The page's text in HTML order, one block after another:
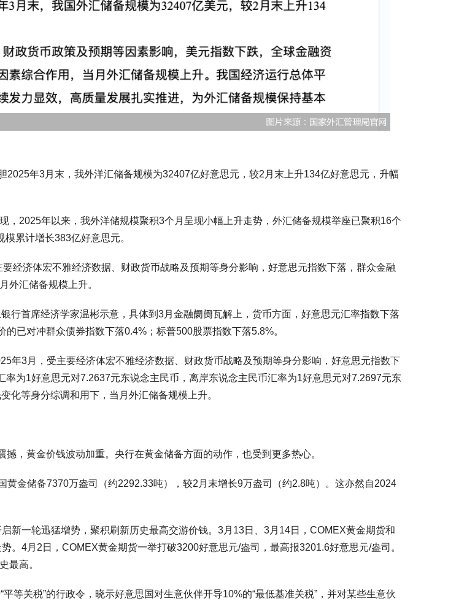
年3月末，我外洋汇储备规模为32407亿好意思元，较2月末上升134亿好意思元，升幅
2025年以来，我外洋储规模聚积3个月呈现小幅上升走势，外汇储备规模举座已聚积16个
累计增长383亿好意思元。
济体宏不雅经济数据、财政货币战略及预期等身分影响，好意思元指数下落，群众金融
外汇储备规模上升。
首席经济学家温彬示意，具体到3月金融阛阓瓦解上，货币方面，好意思元汇率指数下落
已对冲群众债券指数下落0.4%；标普500股票指数下落5.8%。
3月，受主要经济体宏不雅经济数据、财政货币战略及预期等身分影响，好意思元指数下
为1好意思元对7.2637元东说念主民币，离岸东说念主民币汇率为1好意思元对7.2697元东
化等身分综调和用下，当月外汇储备规模上升。
，黄金价钱波动加重。央行在黄金储备方面的动作，也受到更多热心。
金储备7370万盎司（约2292.33吨），较2月末增长9万盎司（约2.8吨）。这亦然自2024
一轮迅猛增势，聚积刷新历史最高交游价钱。3月13日、3月14日，COMEX黄金期货和
。4月2日，COMEX黄金期货一举打破3200好意思元/盎司，最高报3201.6好意思元/盎司。
最高。
关税”的行政令，晓示好意思国对生意伙伴开导10%的“最低基准关税”，并对某些生意伙